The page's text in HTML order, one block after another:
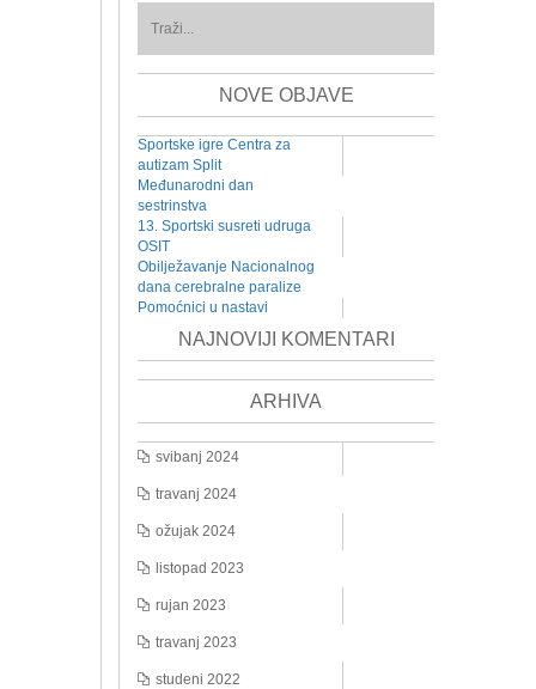
NOVE OBJAVE
Sportske igre Centra za
autizam Split
Međunarodni dan
sestrinstva
13. Sportski susreti udruga
OSIT
Obilježavanje Nacionalnog
dana cerebralne paralize
Pomoćnici u nastavi
NAJNOVIJI KOMENTARI
ARHIVA
svibanj 2024
travanj 2024
ožujak 2024
listopad 2023
rujan 2023
travanj 2023
studeni 2022